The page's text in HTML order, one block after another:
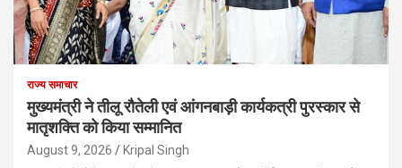
राज्य समाचार
मुख्यमंत्री ने तीलू रौतेली एवं आंगनबाड़ी कार्यकत्री पुरस्कार से
मातृशक्ति को किया सम्मानित
August 9, 2026 Kripal Singh